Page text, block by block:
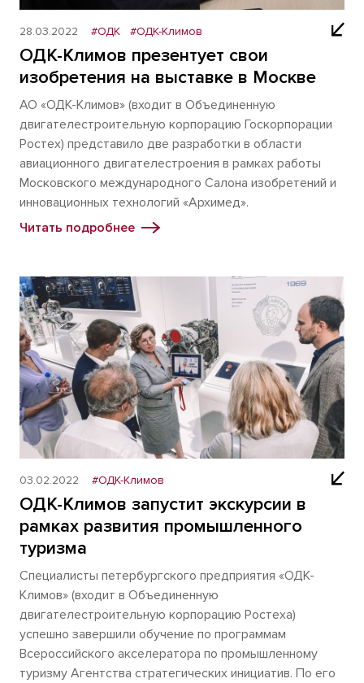
28.03.2022 #ОДК #ОДК-Климов
ОДК-Климов презентует свои
изобретения на выставке в Москве
АО «ОДК-Климов» (входит в Объединенную
двигателестроительную корпорацию Госкорпорации
Ростех) представило две разработки в области
авиационного двигателестроения в рамках работы
Московского международного Салона изобретений и
инновационных технологий «Архимед».
Читать подробнее
03.02.2022 #ОДК-Климов
ОДК-Климов запустит экскурсии в
рамках развития промышленного
туризма
Специалисты петербургского предприятия «ОДК-
Климов» (входит в Объединенную
двигателестроительную корпорацию Ростеха)
успешно завершили обучение по программам
Всероссийского акселератора по промышленному
туризму Агентства стратегических инициатив. По его